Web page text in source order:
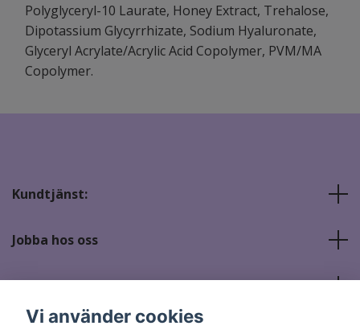
Polyglyceryl-10 Laurate, Honey Extract, Trehalose,
Dipotassium Glycyrrhizate, Sodium Hyaluronate,
Glyceryl Acrylate/Acrylic Acid Copolymer, PVM/MA
Copolymer.
Kundtjänst:
Jobba hos oss
Sociala medier
Vi använder cookies